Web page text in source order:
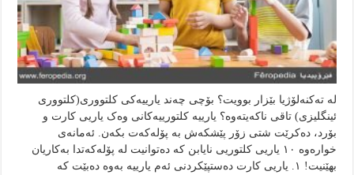
لە تەکنەلۆژیا بێزار بوویت؟ بۆچی چەند یارییەکی کلتووری(کلتووری
ئینگلیزی) تاقی ناکەیتەوە؟ یارییە کلتورییەکانی وەک یاریی کارت و
بۆرد، دەکرێت شتی زۆر پێشکەش بە پۆلەکەت بکەن. ئەمانەی
خوارەوە ١٠ یاریی کلتوریی نایابن کە دەتوانیت لە پۆلەکەتدا بەکاریان
بهێنیت! ١. یاریی کارت دەستپێکردنی ئەم یارییە بەوە دەبێت کە